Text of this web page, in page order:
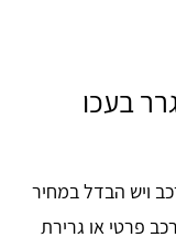
בעכו
ויש הבדל במחיר
פרטי או גרירת